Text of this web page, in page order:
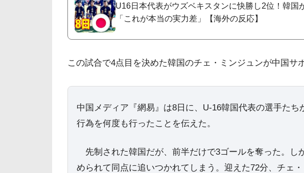
U16日本代表がウズベキスタンに快勝し2位！韓国
「これが本当の実力差」【海外の反応】
この試合で4点目を決めた韓国のチェ・ミンジュンが中国サ
中国メディア『網易』は8日に、U-16韓国代表の選手た
行為を何度も行ったことを伝えた。
先制された韓国だが、前半だけで3ゴールを奪った。し
められて同点に追いつかれてしまう。迎えた72分、チェ